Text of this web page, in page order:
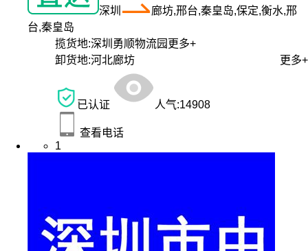
深圳
廊坊,邢台,秦皇岛,保定,衡水,邢
台,秦皇岛
揽货地:深圳勇顺物流园 更多+
卸货地:河北廊坊 更多+
已认证 人气:14908
查看电话
1